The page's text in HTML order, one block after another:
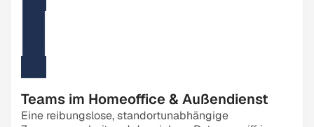
Teams im Homeoffice & Außendienst
Eine reibungslose, standortunabhängige